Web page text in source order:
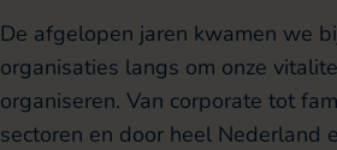
De afgelopen jaren kwamen we
organisaties langs om onze
organiseren. Van corporate tot
sectoren en door heel Nederland